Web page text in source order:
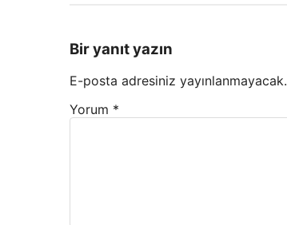
Bir yanıt yazın
E-posta adresiniz yayınlanmayacak.
Yorum *